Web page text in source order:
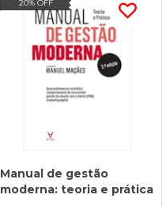
20% OFF
Manual de gestão
moderna: teoria e prática